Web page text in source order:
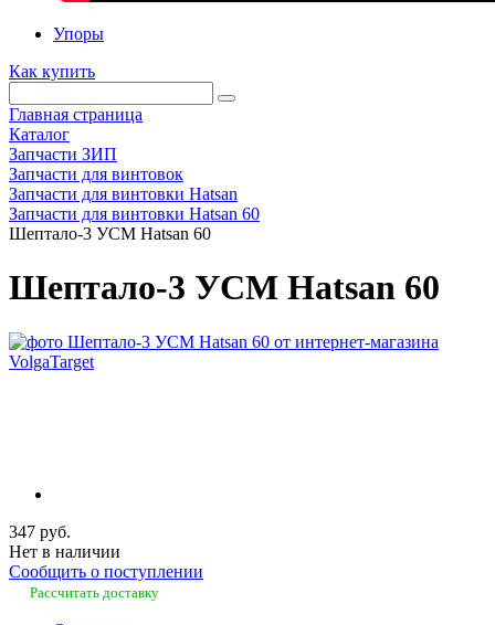
Упоры
Как купить
Главная страница
Каталог
Запчасти ЗИП
Запчасти для винтовок
Запчасти для винтовки Hatsan
Запчасти для винтовки Hatsan 60
Шептало-3 УСМ Hatsan 60
Шептало-3 УСМ Hatsan 60
347 руб.
Нет в наличии
Сообщить о поступлении
Рассчитать доставку